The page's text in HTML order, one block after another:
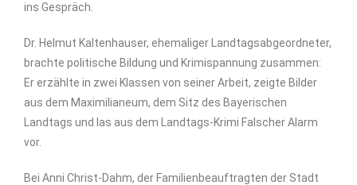
ins Gespräch.
Dr. Helmut Kaltenhauser, ehemaliger Landtagsabgeordneter,
brachte politische Bildung und Krimispannung zusammen:
Er erzählte in zwei Klassen von seiner Arbeit, zeigte Bilder
aus dem Maximilianeum, dem Sitz des Bayerischen
Landtags und las aus dem Landtags-Krimi Falscher Alarm
vor.
Bei Anni Christ-Dahm, der Familienbeauftragten der Stadt